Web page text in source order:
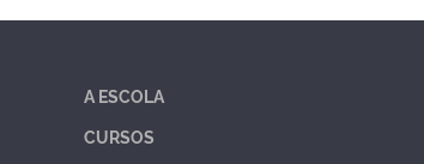
A ESCOLA
CURSOS